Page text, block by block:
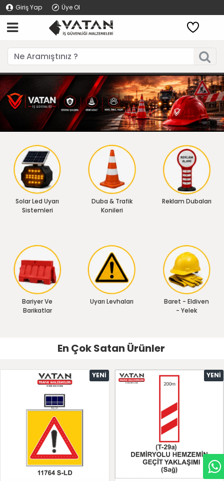
Giriş Yap Üye Ol
Solar Led Uyarı
Sistemleri
Duba & Trafik
Konileri
Reklam Dubaları
Bariyer Ve
Barikatlar
Uyarı Levhaları
Baret - Eldiven
- Yelek
En Çok Satan Ürünler
YENI YENI